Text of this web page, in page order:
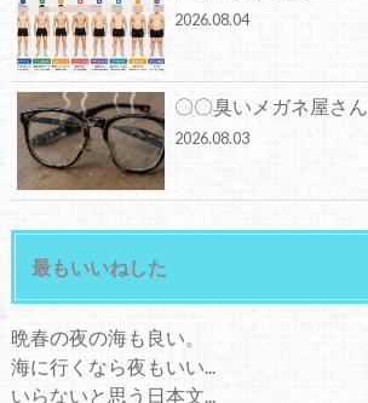
2026.08.04
〇〇臭いメガネ屋さん
2026.08.03
最もいいねした
晩春の夜の海も良い。
海に行くなら夜もいい...
いらないと思う日本文...